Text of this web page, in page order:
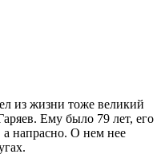
из жизни тоже великий
Ему было 79 лет, его
а напрасно. О нем нее